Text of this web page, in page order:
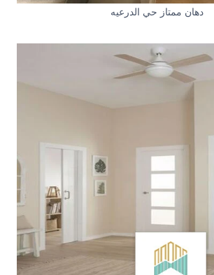
دهان ممتاز حي الدرعيه